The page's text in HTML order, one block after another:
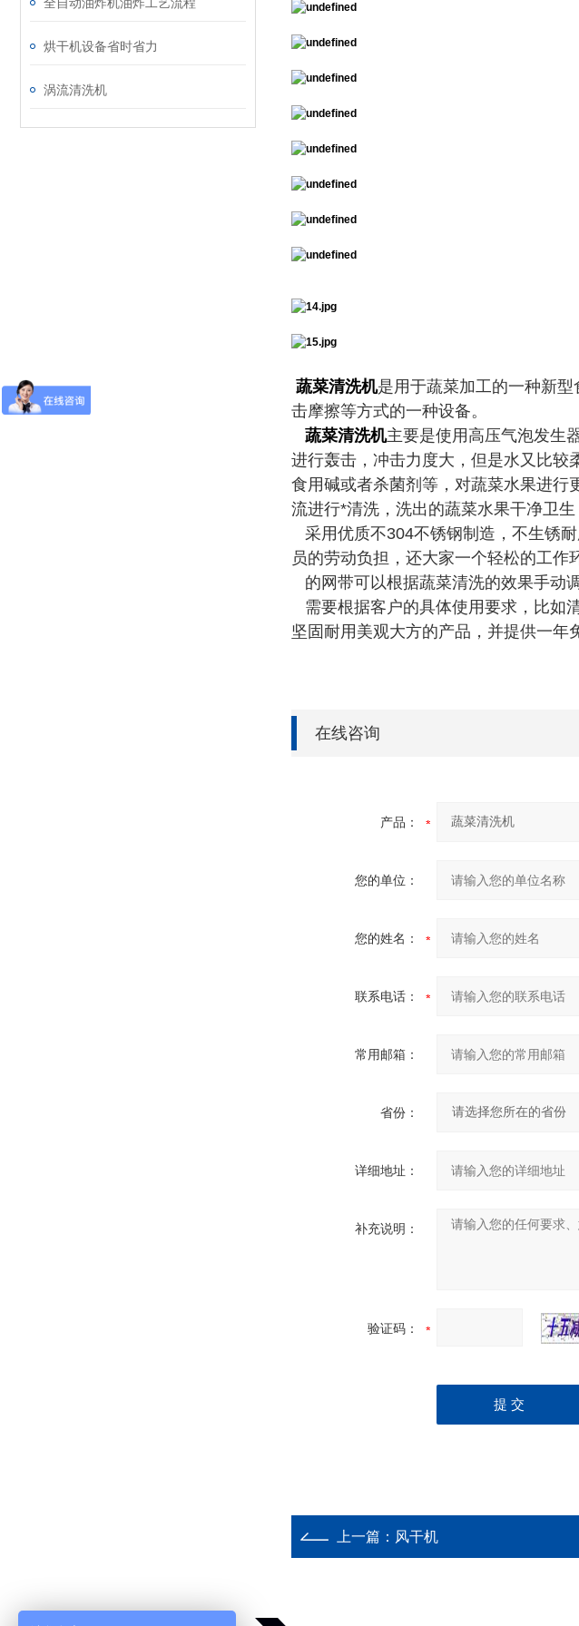
烘干机设备省时省力
涡流清洗机
蔬菜清洗机是用于蔬菜加工的一种新型
击摩擦等方式的一种设备。
蔬菜清洗机主要是使用高压气泡发生
进行轰击，冲击力度大，但是水又比较
食用碱或者杀菌剂等，对蔬菜水果进行
流进行*清洗，洗出的蔬菜水果干净卫
采用优质不304不锈钢制造，不生锈
员的劳动负担，还大家一个轻松的工作
的网带可以根据蔬菜清洗的效果手动
需要根据客户的具体使用要求，比如
坚固耐用美观大方的产品，并提供一年
在线咨询
产品：
您的单位：
您的姓名：
联系电话：
常用邮箱：
省份：
详细地址：
补充说明：
验证码：
上一篇： 风干机